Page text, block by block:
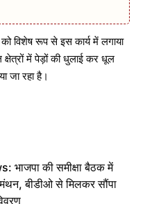
को विशेष रूप से इस कार्य में लगाया
में पेड़ों की धुलाई कर धूल
जा रहा है।
भाजपा की समीक्षा बैठक में
बीडीओ से मिलकर सौंपा